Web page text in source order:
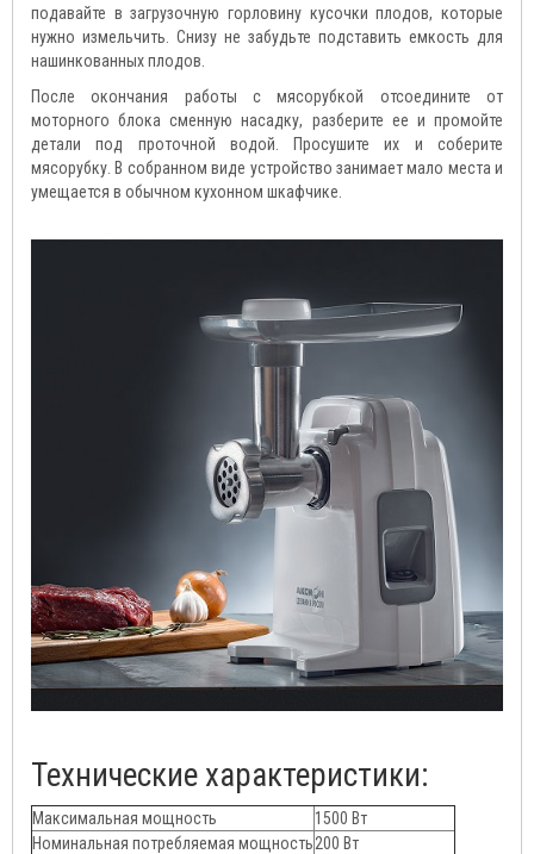
подавайте в загрузочную горловину кусочки плодов, которые
нужно измельчить. Снизу не забудьте подставить емкость для
нашинкованных плодов.
После окончания работы с мясорубкой отсоедините от
моторного блока сменную насадку, разберите ее и промойте
детали под проточной водой. Просушите их и соберите
мясорубку. В собранном виде устройство занимает мало места и
умещается в обычном кухонном шкафчике.
Технические характеристики:
Максимальная мощность
1500 Вт
Номинальная потребляемая мощность200 Вт